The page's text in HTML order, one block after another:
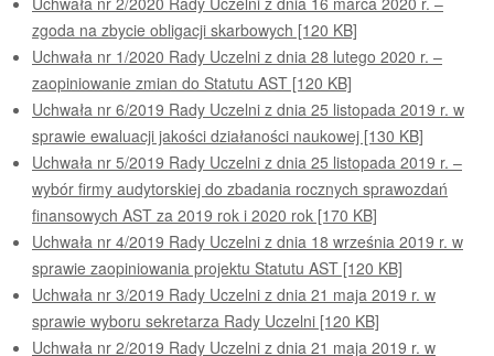
zgoda na zbycie obligacji skarbowych [120 KB]
Uchwała nr 1/2020 Rady Uczelni z dnia 28 lutego 2020 r. –
zaopiniowanie zmian do Statutu AST [120 KB]
Uchwała nr 6/2019 Rady Uczelni z dnia 25 listopada 2019 r. w
sprawie ewaluacji jakości działaności naukowej [130 KB]
Uchwała nr 5/2019 Rady Uczelni z dnia 25 listopada 2019 r. –
wybór firmy audytorskiej do zbadania rocznych sprawozdań
finansowych AST za 2019 rok i 2020 rok [170 KB]
Uchwała nr 4/2019 Rady Uczelni z dnia 18 września 2019 r. w
sprawie zaopiniowania projektu Statutu AST [120 KB]
Uchwała nr 3/2019 Rady Uczelni z dnia 21 maja 2019 r. w
sprawie wyboru sekretarza Rady Uczelni [120 KB]
Uchwała nr 2/2019 Rady Uczelni z dnia 21 maja 2019 r. w